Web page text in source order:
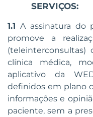
SERVIÇOS:
1.1 A assinatura do
promove a
(teleinterconsultas)
clínica médica,
aplicativo da
definidos em plano
informações e
paciente, sem a